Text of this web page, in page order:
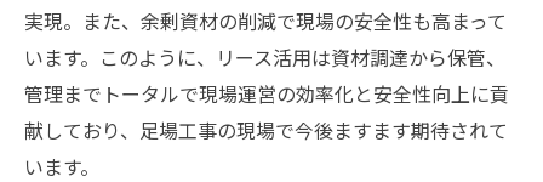
実現。また、余剰資材の削減で現場の安全性も高まって
います。このように、リース活用は資材調達から保管、
管理までトータルで現場運営の効率化と安全性向上に貢
献しており、足場工事の現場で今後ますます期待されて
います。